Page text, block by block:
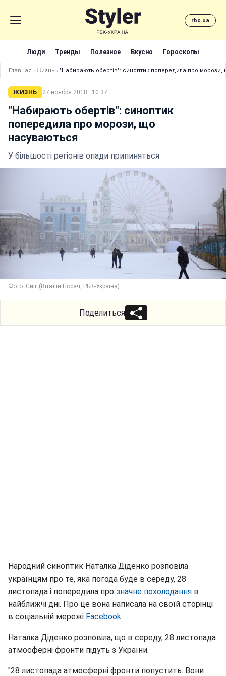
rbc.ua
Люди Тренды Полезное Вкусно Гороскопы
Главная › Жизнь › "Набирають обертів": синоптик попередила про
ЖИЗНЬ 27 ноября 2018 · 10:37
"Набирають обертів": синоптик
попередила про морози, що
насуваються
У більшості регіонів опади припиняться
Фото: Сніг (Віталій Носач, РБК-Україна)
Поделиться
Народний синоптик Наталка Діденко розповіла
українцям про те, яка погода буде в середу, 28
листопада і попередила про значне похолодання в
найближчі дні. Про це вона написала на своїй сторінці
в соціальній мережі Facebook.
Наталка Діденко розповіла, що в середу, 28 листопада
атмосферні фронти підуть з України.
"28 листопада атмосферні фронти попустить. Вони